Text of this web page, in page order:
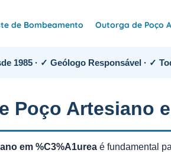
de Bombeamento Outorga de Poço
1985 · ✓ Geólogo Responsável · ✓
Poço Artesiano
em %C3%A1urea é fundamental